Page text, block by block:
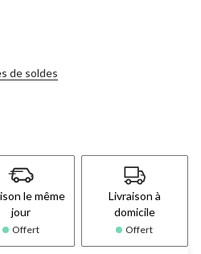
de soldes
le même
jour
Offert
Livraison à
domicile
Offert